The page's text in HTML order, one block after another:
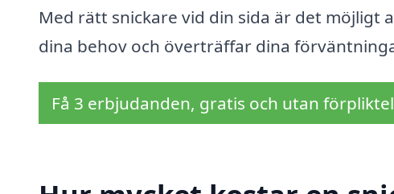
Med rätt snickare vid din sida är det
dina behov och överträffar dina
Få 3 erbjudanden, gratis och utan